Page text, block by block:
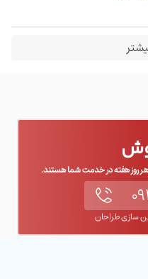
هر روز هفته در خدمت شما هستند.
سازی طراحان